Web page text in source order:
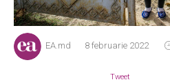
EA.md 8 februarie 2022
Tweet